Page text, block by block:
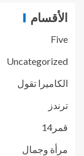
الأقسام
Five
Uncategorized
الكاميرا تقول
ترندز
قمر14
مرأة وجمال